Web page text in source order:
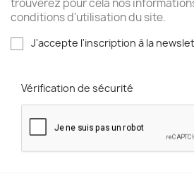
trouverez pour cela nos
conditions d'utilisation du site.
J'accepte l'inscription à la
Vérification de sécurité